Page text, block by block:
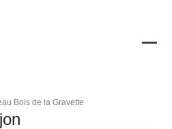
Bois de la Gravette